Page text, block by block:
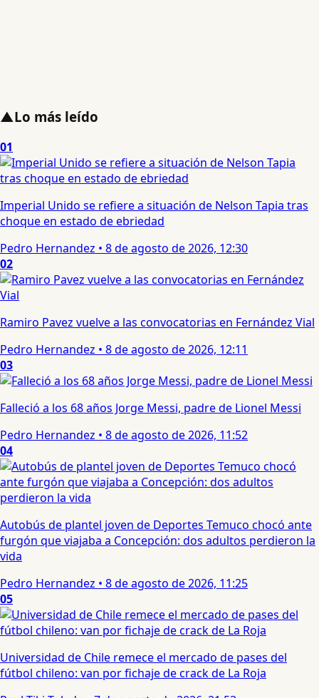
▲Lo más leído
01
Imperial Unido se refiere a situación de Nelson Tapia tras
choque en estado de ebriedad
Pedro Hernandez • 8 de agosto de 2026, 12:30
02
Ramiro Pavez vuelve a las convocatorias en Fernández Vial
Pedro Hernandez • 8 de agosto de 2026, 12:11
03
Falleció a los 68 años Jorge Messi, padre de Lionel Messi
Pedro Hernandez • 8 de agosto de 2026, 11:52
04
Autobús de plantel joven de Deportes Temuco chocó ante
furgón que viajaba a Concepción: dos adultos perdieron la
vida
Pedro Hernandez • 8 de agosto de 2026, 11:25
05
Universidad de Chile remece el mercado de pases del
fútbol chileno: van por fichaje de crack de La Roja